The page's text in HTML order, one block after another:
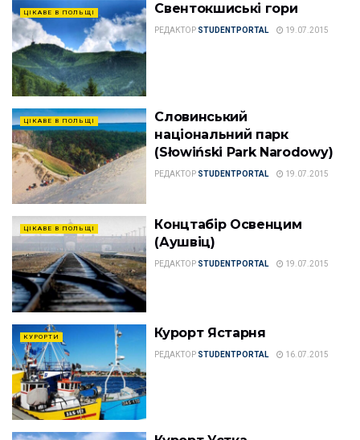
ЦІКАВЕ В ПОЛЬЩІ Свентокшиські гори
РЕДАКТОР STUDENTPORTAL 19.07.2015
ЦІКАВЕ В ПОЛЬЩІ
Словинський
національний парк
(Słowiński Park Narodowy)
РЕДАКТОР STUDENTPORTAL 19.07.2015
ЦІКАВЕ В ПОЛЬЩІ
Концтабір Освенцим
(Аушвіц)
РЕДАКТОР STUDENTPORTAL 19.07.2015
КУРОРТИ Курорт Ястарня
РЕДАКТОР STUDENTPORTAL 16.07.2015